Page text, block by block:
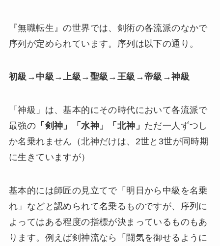
『無職転生』の世界では、剣術の各流派のなかで
序列が定められています。序列は以下の通り。
初級→中級→上級→聖級→王級→帝級→神級
「神級」は、基本的にその時代において各流派で
最強の 「剣神」「水神」「北神」 ただ一人ずつし
か名乗れません（北神だけは、2世と3世が同時期
に生きていますが）
基本的には師匠の見立てで「明日から中級を名乗
れ」などと認められて名乗るものですが、序列に
よってはある程度の指標が決まっているものもあ
ります。例えば剣神流なら「闘気を御せるように